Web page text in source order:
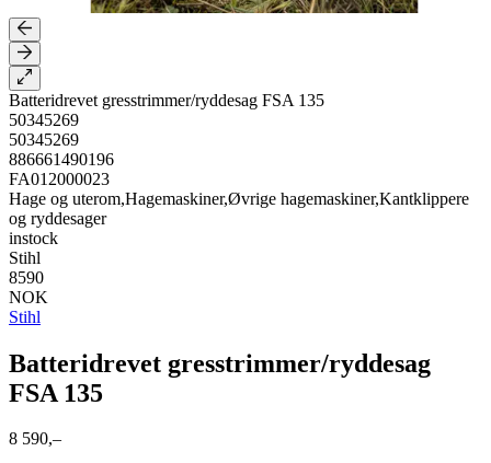
Batteridrevet gresstrimmer/ryddesag FSA 135
50345269
50345269
886661490196
FA012000023
Hage og uterom,Hagemaskiner,Øvrige hagemaskiner,Kantklippere
og ryddesager
instock
Stihl
8590
NOK
Stihl
Batteridrevet gresstrimmer/ryddesag
FSA 135
8 590,–